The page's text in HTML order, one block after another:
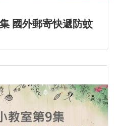
國外郵寄快遞防蚊